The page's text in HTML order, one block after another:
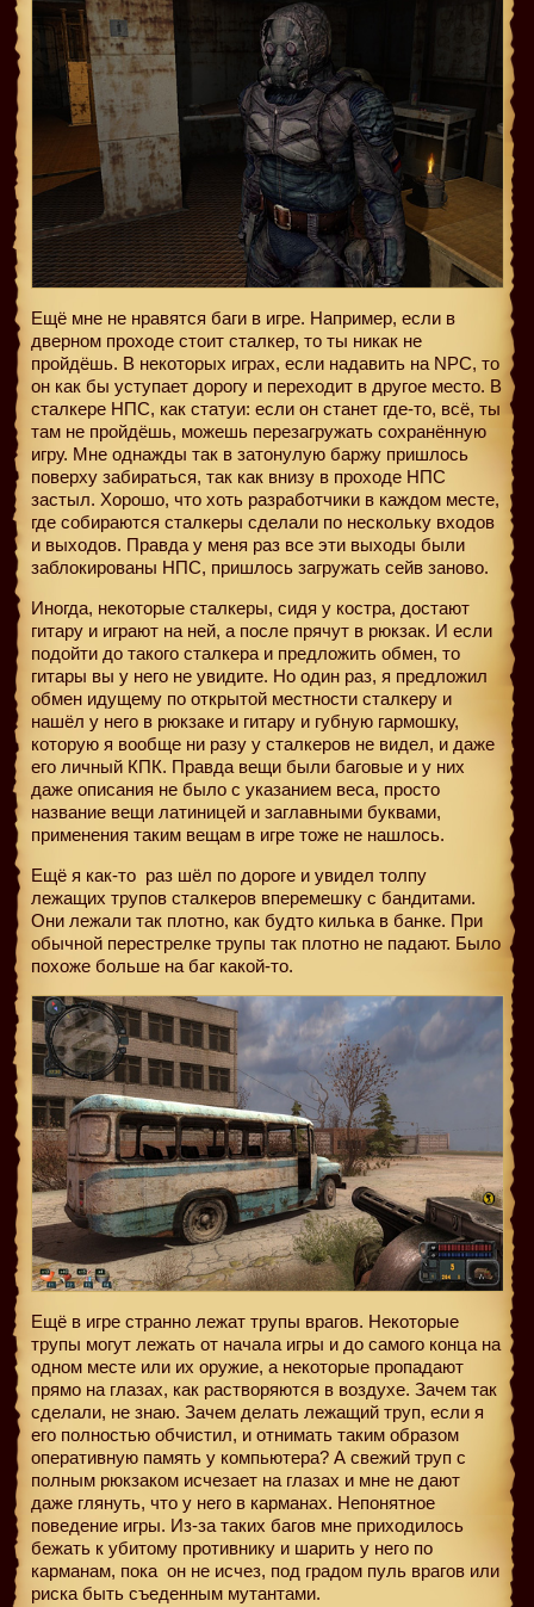
Ещё мне не нравятся баги в игре. Например, если в
дверном проходе стоит сталкер, то ты никак не
пройдёшь. В некоторых играх, если надавить на NPC, то
он как бы уступает дорогу и переходит в другое место. В
сталкере НПС, как статуи: если он станет где-то, всё, ты
там не пройдёшь, можешь перезагружать сохранённую
игру. Мне однажды так в затонулую баржу пришлось
поверху забираться, так как внизу в проходе НПС
застыл. Хорошо, что хоть разработчики в каждом месте,
где собираются сталкеры сделали по нескольку входов
и выходов. Правда у меня раз все эти выходы были
заблокированы НПС, пришлось загружать сейв заново.
Иногда, некоторые сталкеры, сидя у костра, достают
гитару и играют на ней, а после прячут в рюкзак. И если
подойти до такого сталкера и предложить обмен, то
гитары вы у него не увидите. Но один раз, я предложил
обмен идущему по открытой местности сталкеру и
нашёл у него в рюкзаке и гитару и губную гармошку,
которую я вообще ни разу у сталкеров не видел, и даже
его личный КПК. Правда вещи были баговые и у них
даже описания не было с указанием веса, просто
название вещи латиницей и заглавными буквами,
применения таким вещам в игре тоже не нашлось.
Ещё я как-то раз шёл по дороге и увидел толпу
лежащих трупов сталкеров вперемешку с бандитами.
Они лежали так плотно, как будто килька в банке. При
обычной перестрелке трупы так плотно не падают. Было
похоже больше на баг какой-то.
Ещё в игре странно лежат трупы врагов. Некоторые
трупы могут лежать от начала игры и до самого конца на
одном месте или их оружие, а некоторые пропадают
прямо на глазах, как растворяются в воздухе. Зачем так
сделали, не знаю. Зачем делать лежащий труп, если я
его полностью обчистил, и отнимать таким образом
оперативную память у компьютера? А свежий труп с
полным рюкзаком исчезает на глазах и мне не дают
даже глянуть, что у него в карманах. Непонятное
поведение игры. Из-за таких багов мне приходилось
бежать к убитому противнику и шарить у него по
карманам, пока он не исчез, под градом пуль врагов или
риска быть съеденным мутантами.